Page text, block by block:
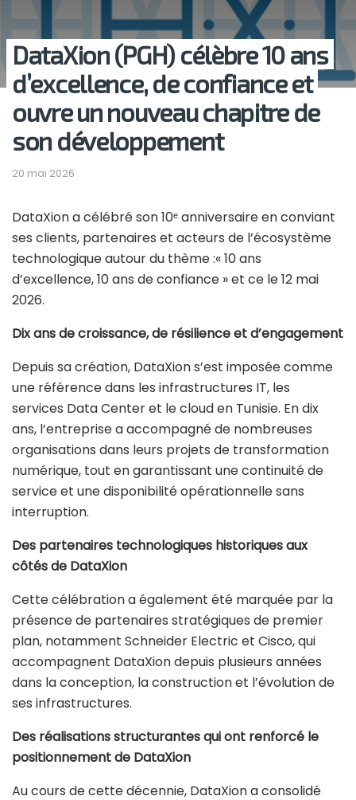
DataXion (PGH) célèbre 10 ans
d’excellence, de confiance et
ouvre un nouveau chapitre de
son développement
20 mai 2026
DataXion a célébré son 10ᵉ anniversaire en conviant
ses clients, partenaires et acteurs de l’écosystème
technologique autour du thème :« 10 ans
d’excellence, 10 ans de confiance » et ce le 12 mai
2026.
Dix ans de croissance, de résilience et d’engagement
Depuis sa création, DataXion s’est imposée comme
une référence dans les infrastructures IT, les
services Data Center et le cloud en Tunisie. En dix
ans, l’entreprise a accompagné de nombreuses
organisations dans leurs projets de transformation
numérique, tout en garantissant une continuité de
service et une disponibilité opérationnelle sans
interruption.
Des partenaires technologiques historiques aux
côtés de DataXion
Cette célébration a également été marquée par la
présence de partenaires stratégiques de premier
plan, notamment Schneider Electric et Cisco, qui
accompagnent DataXion depuis plusieurs années
dans la conception, la construction et l’évolution de
ses infrastructures.
Des réalisations structurantes qui ont renforcé le
positionnement de DataXion
Au cours de cette décennie, DataXion a consolidé